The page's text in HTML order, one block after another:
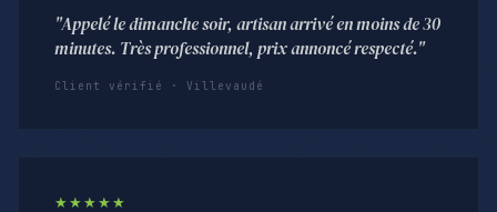
"Appelé le dimanche soir, artisan arrivé en moins de 30
minutes. Très professionnel, prix annoncé respecté."
Client vérifié · Villevaudé
★★★★★